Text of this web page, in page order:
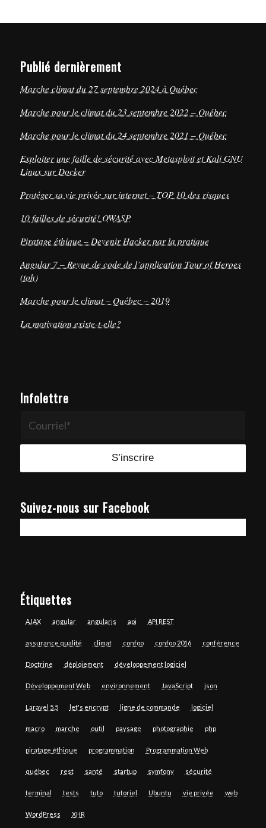
Publié dernièrement
Marche climat du 27 septembre 2024 à Québec
Marche pour le climat du 23 septembre 2022 – Québec
Marche pour le climat du 24 septembre 2021 – Québec
Exploiter une faille de sécurité avec Metasploit et Kali GNU
Linux sur Docker
Protéger sa vie privée sur internet – TOP 10 des risques
10 failles de sécurité! OWASP
Piratage éthique – Devenir Hacker par la pratique
Angular 7 – Revue de code de l’application Tour of Heroes
(toh)
Marche pour le climat – Québec – 2019
La motivation existe-t-elle?
Infolettre
Suivez-nous sur Facebook
Étiquettes
AJAX angular angularjs api API REST
assurance qualité climat confoo confoo 2016 conférence
Doctrine déploiement développement logiciel
Développement Web environnement JavaScript json
Laravel 5.5 let's encrypt ligne de commande logiciel
macro marche outil paysage photographie php
piratage éthique programmation Programmation Web
québec rest santé startup symfony sécurité
terminal tests tuto tutoriel Ubuntu vie privée web
WordPress XHR